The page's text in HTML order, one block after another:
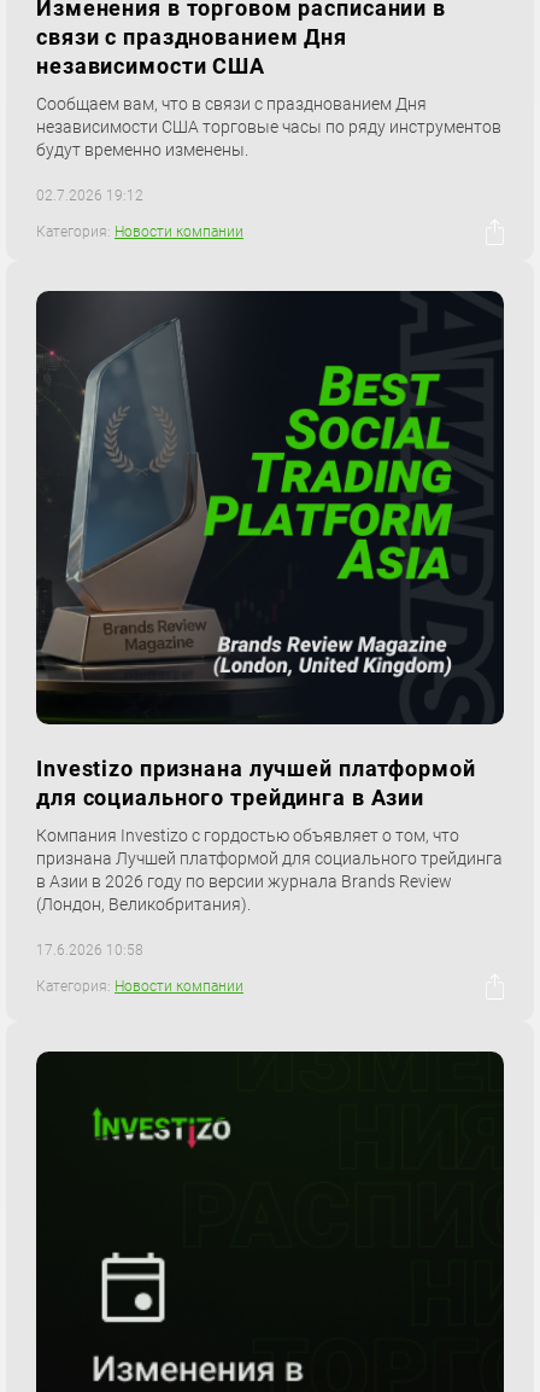
Изменения в торговом расписании в
связи с празднованием Дня
независимости США
Сообщаем вам, что в связи с празднованием Дня
независимости США торговые часы по ряду инструментов
будут временно изменены.
02.7.2026 19:12
Категория: Новости компании
Investizo признана лучшей платформой
для социального трейдинга в Азии
Компания Investizo с гордостью объявляет о том, что
признана Лучшей платформой для социального трейдинга
в Азии в 2026 году по версии журнала Brands Review
(Лондон, Великобритания).
17.6.2026 10:58
Категория: Новости компании